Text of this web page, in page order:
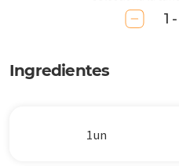
1
Ingredientes
1 un